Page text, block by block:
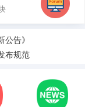
公告》
布规范